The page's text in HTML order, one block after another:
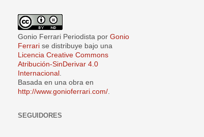
Gonio Ferrari Periodista por Gonio
Ferrari se distribuye bajo una
Licencia Creative Commons
Atribución-SinDerivar 4.0
Internacional .
Basada en una obra en
http://www.gonioferrari.com/.
SEGUIDORES